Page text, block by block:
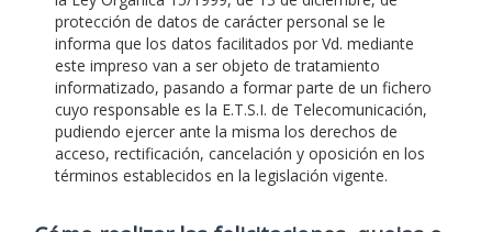
protección de datos de carácter personal se le
informa que los datos facilitados por Vd. mediante
este impreso van a ser objeto de tratamiento
informatizado, pasando a formar parte de un fichero
cuyo responsable es la E.T.S.I. de Telecomunicación,
pudiendo ejercer ante la misma los derechos de
acceso, rectificación, cancelación y oposición en los
términos establecidos en la legislación vigente.